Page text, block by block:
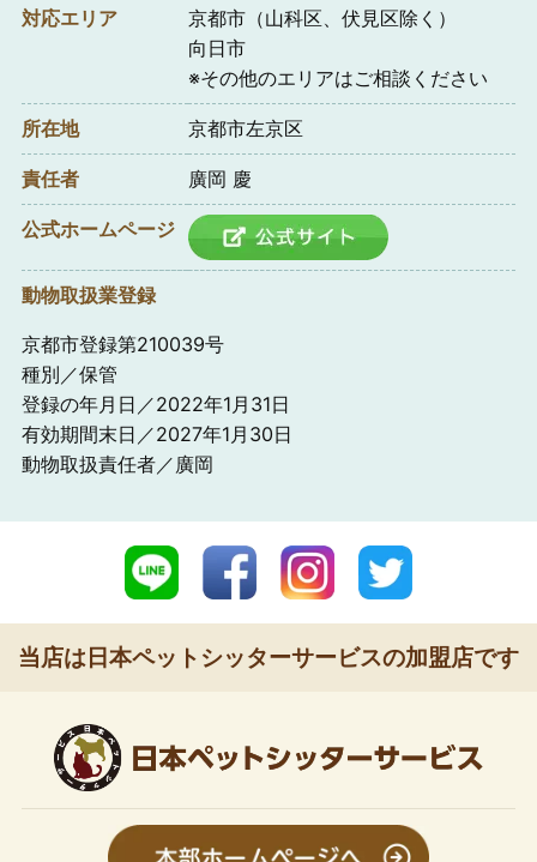
対応エリア
京都市（山科区、伏見区除く）
向日市
※その他のエリアはご相談ください
所在地 京都市左京区
責任者 廣岡 慶
公式ホームページ
動物取扱業登録
京都市登録第210039号
種別／保管
登録の年月日／2022年1月31日
有効期間末日／2027年1月30日
動物取扱責任者／廣岡
当店は日本ペットシッターサービスの加盟店です